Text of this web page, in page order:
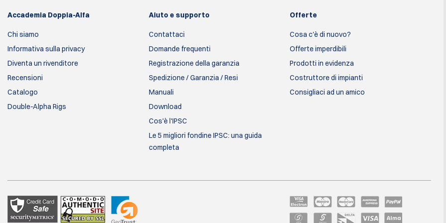
Accademia Doppia-Alfa
Chi siamo
Informativa sulla privacy
Diventa un rivenditore
Recensioni
Catalogo
Double-Alpha Rigs
Aiuto e supporto
Contattaci
Domande frequenti
Registrazione della garanzia
Spedizione / Garanzia / Resi
Manuali
Download
Cos'è l'IPSC
Le 5 migliori fondine IPSC: una guida
completa
Offerte
Cosa c'è di nuovo?
Offerte imperdibili
Prodotti in evidenza
Costruttore di impianti
Consigliaci ad un amico